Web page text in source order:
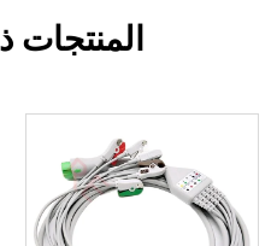
المنتجات